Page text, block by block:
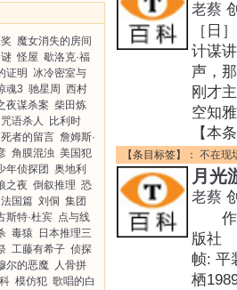
魔女消失的房间
怪屋 歇洛克·福
证明 冰冷密室与
魂3 驰星周 西村
夜谋杀案 柴田炼
咒语杀人
比利时
死者的留言 詹姆斯·
角膜混浊 美国犯
年侦探团 奥地利
之夜 倒叙推理 恐
国篇 刘侗 集团
斯特·杜宾 点与线
毒猿
日本推理三
工藤有希子 侦探
尔的恶魔 人骨拼
模仿犯 歌唱的白
老蔡
［日
计谋
声，
刚才
空知
【本
【条目标签】： 不在现
月光
老蔡
作
版社
帧:
栖